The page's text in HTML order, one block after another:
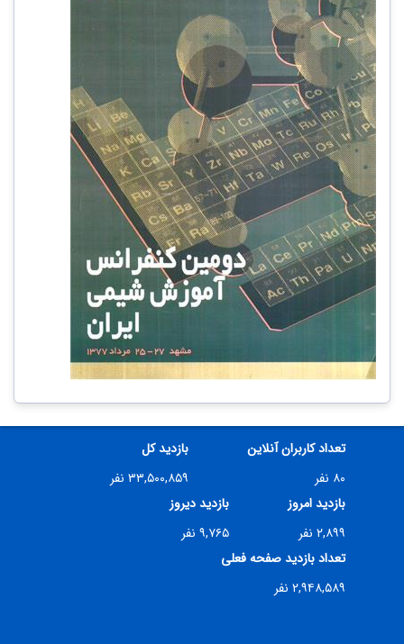
تعداد کاربران آنلاین
۸۰ نفر
بازدید کل
۳۳,۵۰۰,۸۵۹ نفر
بازدید امروز
۲,۸۹۹ نفر
بازدید دیروز
۹,۷۶۵ نفر
تعداد بازدید صفحه فعلی
۲,۹۴۸,۵۸۹ نفر